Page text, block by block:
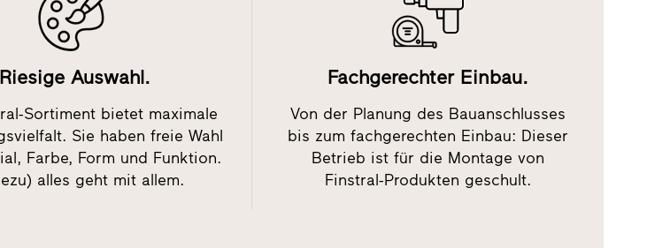
Riesige Auswahl.
Sortiment bietet maximale
Sie haben freie Wahl
Farbe, Form und Funktion.
alles geht mit allem.
Fachgerechter Einbau.
Von der Planung des Bauanschlusses
bis zum fachgerechten Einbau: Dieser
Betrieb ist für die Montage von
Finstral-Produkten geschult.